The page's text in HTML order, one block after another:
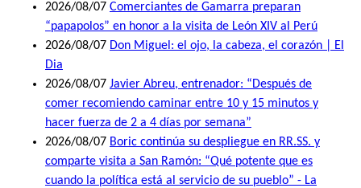
2026/08/07 Comerciantes de Gamarra preparan
“papapolos” en honor a la visita de León XIV al Perú
2026/08/07 Don Miguel: el ojo, la cabeza, el corazón | El
Dia
2026/08/07 Javier Abreu, entrenador: “Después de
comer recomiendo caminar entre 10 y 15 minutos y
hacer fuerza de 2 a 4 días por semana”
2026/08/07 Boric continúa su despliegue en RR.SS. y
comparte visita a San Ramón: “Qué potente que es
cuando la política está al servicio de su pueblo” - La